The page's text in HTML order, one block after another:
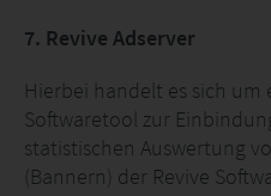
7. Revive Adserver
Hierbei handelt es sich um
Softwaretool zur
statistischen Auswertung
(Bannern) der Revive